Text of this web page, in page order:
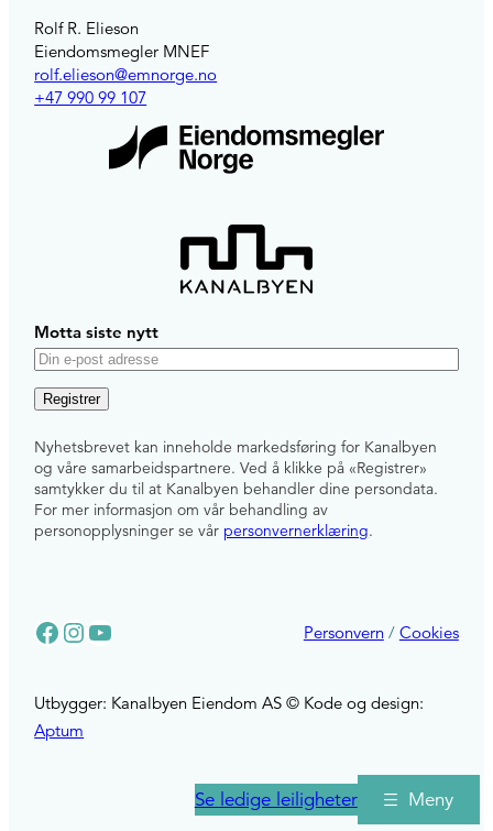
Se ledige leiligheter
Rolf R. Elieson
Eiendomsmegler MNEF
rolf.elieson@emnorge.no
+47 990 99 107
Motta siste nytt
E
-
o
s
t
Nyhetsbrevet kan inneholde markedsføring for Kanalbyen
og våre samarbeidspartnere. Ved å klikke på «Registrer»
samtykker du til at Kanalbyen behandler dine persondata.
For mer informasjon om vår behandling av
personopplysninger se vår personvernerklæring.
Facebook
Instagram
YouTube Personvern/ Cookies
Utbygger: Kanalbyen Eiendom AS © Kode og design:
Aptum